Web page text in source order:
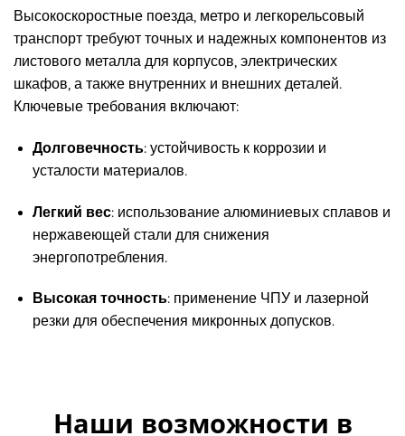
Высокоскоростные поезда, метро и легкорельсовый
транспорт требуют точных и надежных компонентов из
листового металла для корпусов, электрических
шкафов, а также внутренних и внешних деталей.
Ключевые требования включают:
Долговечность: устойчивость к коррозии и
усталости материалов.
Легкий вес: использование алюминиевых сплавов и
нержавеющей стали для снижения
энергопотребления.
Высокая точность: применение ЧПУ и лазерной
резки для обеспечения микронных допусков.
Наши возможности в